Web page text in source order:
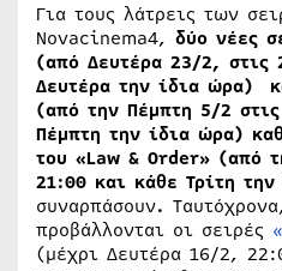
Για τους λάτρεις των
Novacinema4, δύο νέες
(από Δευτέρα 23/2, στις
Δευτέρα την ίδια ώρα)
(από την Πέμπτη 5/2
Πέμπτη την ίδια ώρα)
του «Law & Order» (από
21:00 και κάθε Τρίτη
συναρπάσουν.
προβάλλονται οι σειρές «
(μέχρι Δευτέρα 16/2,